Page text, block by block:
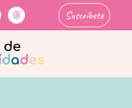
Suscríbete